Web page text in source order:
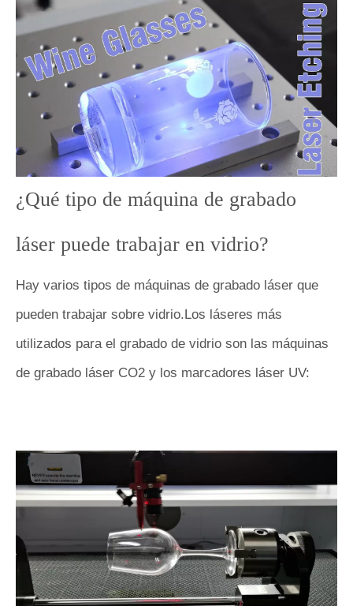
¿Qué tipo de máquina de grabado
láser puede trabajar en vidrio?
Hay varios tipos de máquinas de grabado láser que
pueden trabajar sobre vidrio.Los láseres más
utilizados para el grabado de vidrio son las máquinas
de grabado láser CO2 y los marcadores láser UV: